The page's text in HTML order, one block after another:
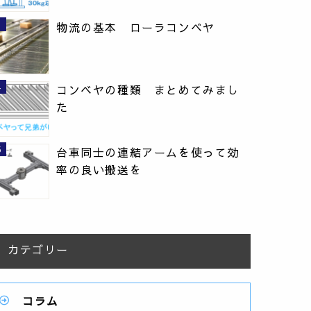
物流の基本 ローラコンベヤ
コンベヤの種類 まとめてみまし
た
台車同士の連結アームを使って効
率の良い搬送を
カテゴリー
コラム